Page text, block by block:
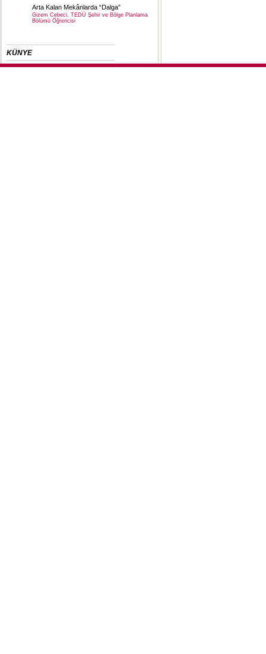
Arta Kalan Mekânlarda “Dalga”
Gizem Cebeci, TEDÜ Şehir ve Bölge Planlama
Bölümü Öğrencisi
KÜNYE